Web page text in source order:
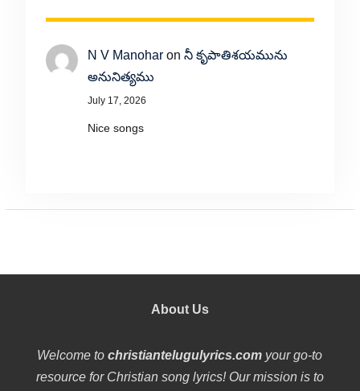
N V Manoharon నీ కృపాతిశయమును
అనునిత్యము
July 17, 2026
Nice songs
About Us
Welcome tochristiantelugulyrics.com your go-to
resource for Christian song lyrics! Our mission is to